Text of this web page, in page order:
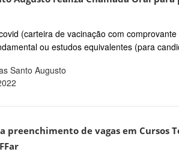
(carteira de vacinação com
ou estudos equivalentes (para
Santo Augusto
preenchimento de vagas em Cursos